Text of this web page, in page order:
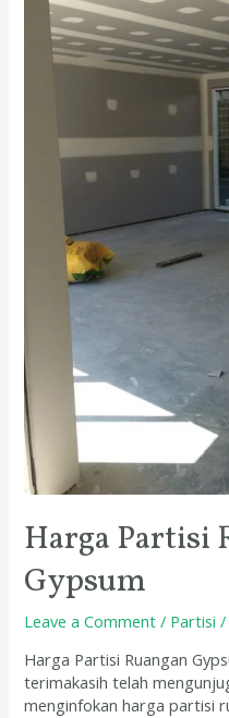
Harga Partisi
Gypsum
Leave a Comment / Partisi
Harga Partisi Ruangan
terimakasih telah
menginfokan harga partisi